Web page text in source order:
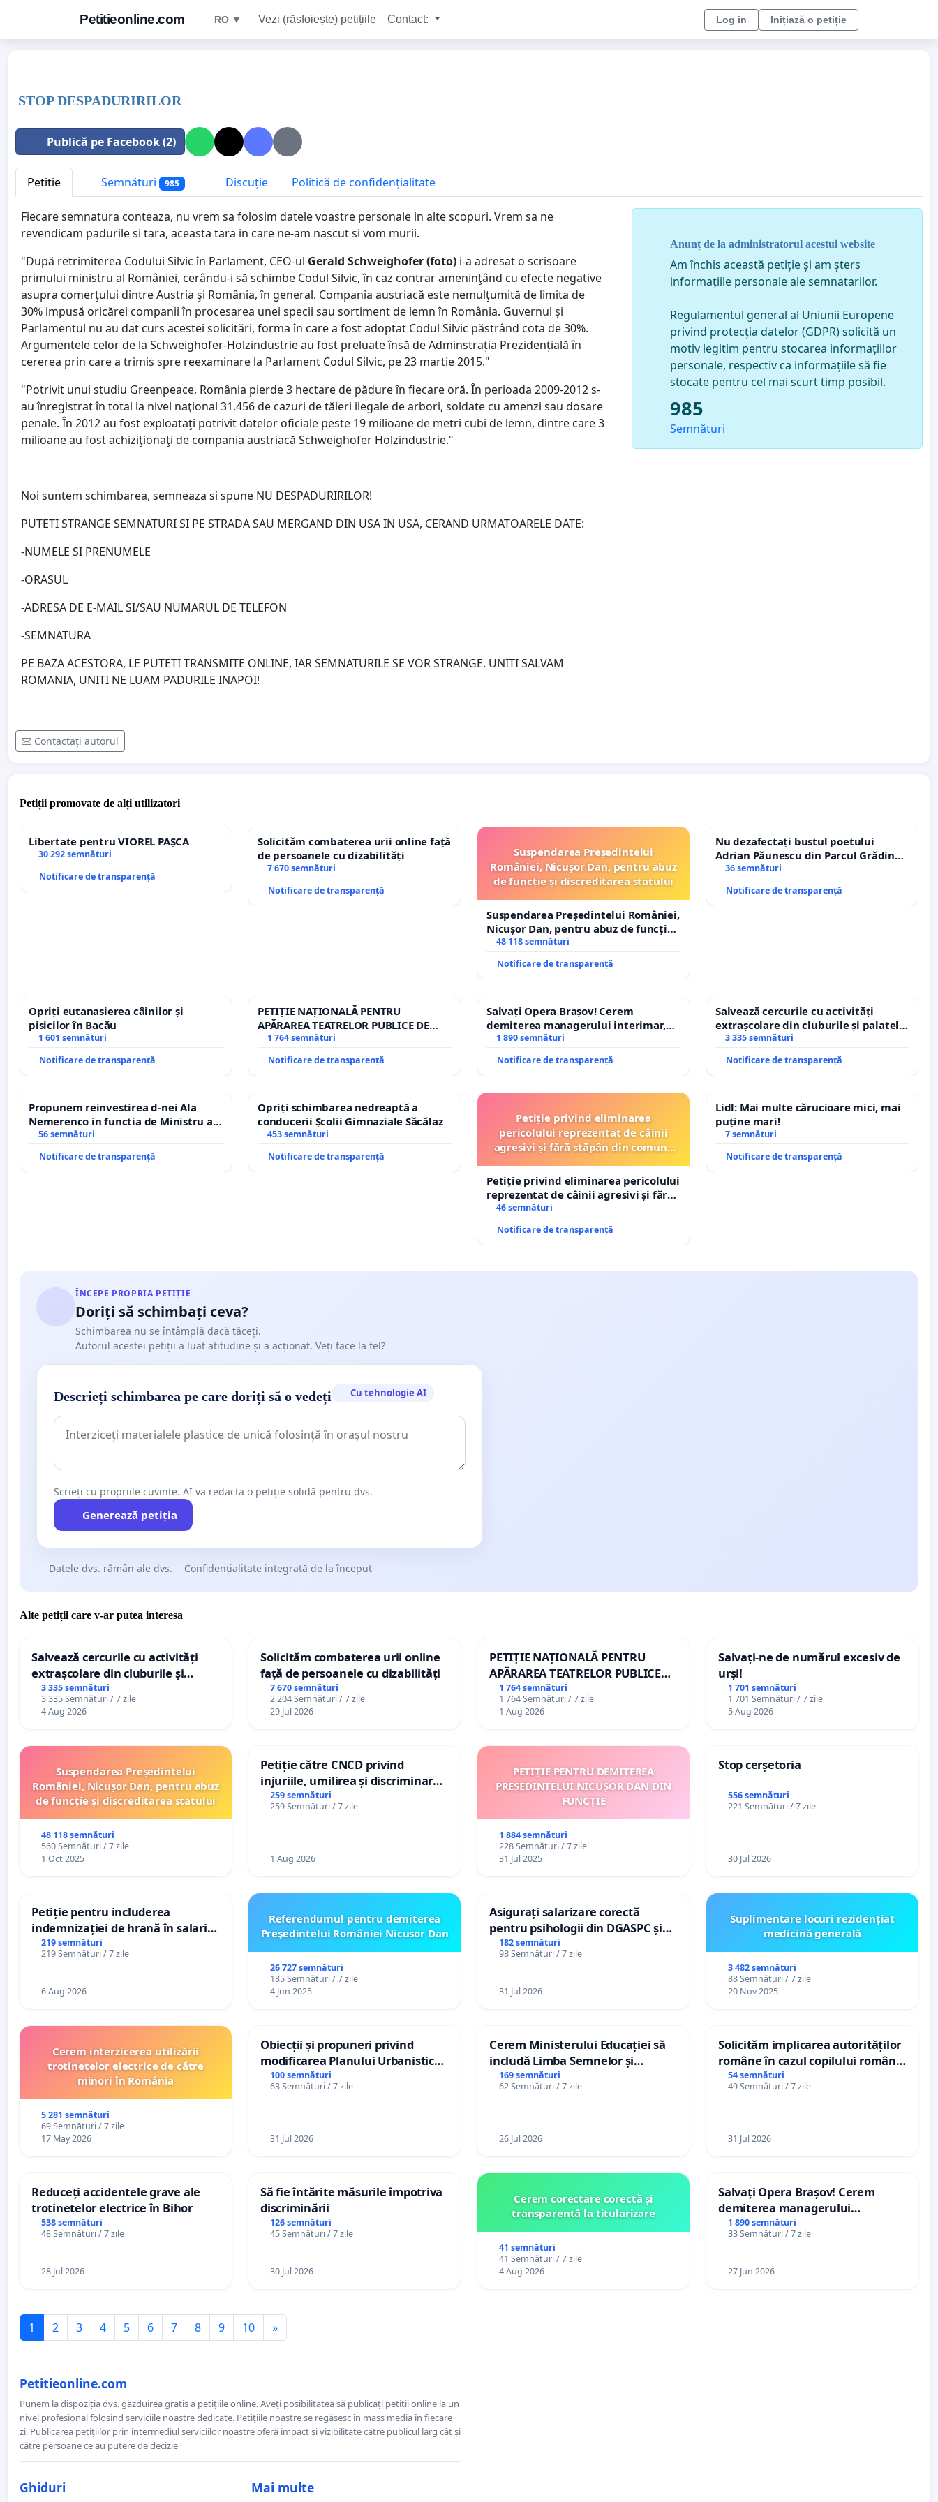
Petitieonline.com RO ▼ Vezi (răsfoiește) petițiile Contact: Log in Inițiază o petiție
STOP DESPADURIRILOR
Publică pe Facebook (2)
Petitie Semnături 985 Discuție Politică de confidențialitate
Fiecare semnatura conteaza, nu vrem sa folosim datele voastre personale in alte scopuri. Vrem sa ne
revendicam padurile si tara, aceasta tara in care ne-am nascut si vom murii.
"După retrimiterea Codului Silvic în Parlament, CEO-ul Gerald Schweighofer (foto) i-a adresat o scrisoare
primului ministru al României, cerându-i să schimbe Codul Silvic, în caz contrar ameninţând cu efecte negative
asupra comerţului dintre Austria şi România, în general. Compania austriacă este nemulţumită de limita de
30% impusă oricărei companii în procesarea unei specii sau sortiment de lemn în România. Guvernul și
Parlamentul nu au dat curs acestei solicitări, forma în care a fost adoptat Codul Silvic păstrând cota de 30%.
Argumentele celor de la Schweighofer-Holzindustrie au fost preluate însă de Adminstrația Prezidențială în
cererea prin care a trimis spre reexaminare la Parlament Codul Silvic, pe 23 martie 2015."
"Potrivit unui studiu Greenpeace, România pierde 3 hectare de pădure în fiecare oră. În perioada 2009-2012 s-
au înregistrat în total la nivel naţional 31.456 de cazuri de tăieri ilegale de arbori, soldate cu amenzi sau dosare
penale. În 2012 au fost exploataţi potrivit datelor oficiale peste 19 milioane de metri cubi de lemn, dintre care 3
milioane au fost achiziţionaţi de compania austriacă Schweighofer Holzindustrie."
Noi suntem schimbarea, semneaza si spune NU DESPADURIRILOR!
PUTETI STRANGE SEMNATURI SI PE STRADA SAU MERGAND DIN USA IN USA, CERAND URMATOARELE DATE:
-NUMELE SI PRENUMELE
-ORASUL
-ADRESA DE E-MAIL SI/SAU NUMARUL DE TELEFON
-SEMNATURA
PE BAZA ACESTORA, LE PUTETI TRANSMITE ONLINE, IAR SEMNATURILE SE VOR STRANGE. UNITI SALVAM
ROMANIA, UNITI NE LUAM PADURILE INAPOI!
Contactați autorul
Anunț de la administratorul acestui website
Am închis această petiție și am șters
informațiile personale ale semnatarilor.
Regulamentul general al Uniunii Europene
privind protecția datelor (GDPR) solicită un
motiv legitim pentru stocarea informațiilor
personale, respectiv ca informațiile să fie
stocate pentru cel mai scurt timp posibil.
985
Semnături
Petiții promovate de alți utilizatori
Libertate pentru VIOREL PAȘCA
30 292 semnături
Notificare de transparență
Solicităm combaterea urii online față
de persoanele cu dizabilități
7 670 semnături
Notificare de transparență
Suspendarea Președintelui
României, Nicușor Dan, pentru abuz
de funcție și discreditarea statului
Suspendarea Președintelui României,
Nicușor Dan, pentru abuz de funcție
și discreditarea statului
48 118 semnături
Notificare de transparență
Nu dezafectați bustul poetului
Adrian Păunescu din Parcul Grădina
Icoanei! Stop cenzurii culturale!
36 semnături
Notificare de transparență
Opriți eutanasierea câinilor și
pisicilor în Bacău
1 601 semnături
Notificare de transparență
PETIȚIE NAȚIONALĂ PENTRU
APĂRAREA TEATRELOR PUBLICE DE
REPERTORIU DIN ROMÂNIA
1 764 semnături
Notificare de transparență
Salvați Opera Brașov! Cerem
demiterea managerului interimar,
Petrean Lucian-Marius!
1 890 semnături
Notificare de transparență
Salvează cercurile cu activități
extrașcolare din cluburile și palatele
copiilor
3 335 semnături
Notificare de transparență
Propunem reinvestirea d-nei Ala
Nemerenco in functia de Ministru al
Sanatatii
56 semnături
Notificare de transparență
Opriți schimbarea nedreaptă a
conducerii Școlii Gimnaziale Săcălaz
453 semnături
Notificare de transparență
Petiție privind eliminarea
pericolului reprezentat de câinii
agresivi și fără stăpân din comuna
Petiție privind eliminarea pericolului
reprezentat de câinii agresivi și fără
stăpân din comuna Tunari
46 semnături
Notificare de transparență
Lidl: Mai multe cărucioare mici, mai
puține mari!
7 semnături
Notificare de transparență
ÎNCEPE PROPRIA PETIȚIE
Doriți să schimbați ceva?
Schimbarea nu se întâmplă dacă tăceți.
Autorul acestei petiții a luat atitudine și a acționat. Veți face la fel?
Descrieți schimbarea pe care doriți să o vedeți Cu tehnologie AI
Scrieți cu propriile cuvinte. AI va redacta o petiție solidă pentru dvs.
Generează petiția
Datele dvs. rămân ale dvs. Confidențialitate integrată de la început
Alte petiții care v-ar putea interesa
Salvează cercurile cu activități
extrașcolare din cluburile și
palatele copiilor
3 335 semnături
3 335 Semnături / 7 zile
4 Aug 2026
Solicităm combaterea urii online
față de persoanele cu dizabilități
7 670 semnături
2 204 Semnături / 7 zile
29 Jul 2026
PETIȚIE NAȚIONALĂ PENTRU
APĂRAREA TEATRELOR PUBLICE
DE REPERTORIU DIN ROMÂNIA
1 764 semnături
1 764 Semnături / 7 zile
1 Aug 2026
Salvați-ne de numărul excesiv de
urși!
1 701 semnături
1 701 Semnături / 7 zile
5 Aug 2026
Suspendarea Președintelui
României, Nicușor Dan, pentru abuz
de funcție și discreditarea statului
48 118 semnături
560 Semnături / 7 zile
1 Oct 2025
Petiție către CNCD privind
injuriile, umilirea și discriminarea
persoanelor cu dizabilități de
către utilizatorul TikTok „Gorici”
259 semnături
259 Semnături / 7 zile
1 Aug 2026
PETIȚIE PENTRU DEMITEREA
PREȘEDINTELUI NICUȘOR DAN DIN
FUNCȚIE
1 884 semnături
228 Semnături / 7 zile
31 Jul 2025
Stop cerșetoria
556 semnături
221 Semnături / 7 zile
30 Jul 2026
Petiție pentru includerea
indemnizației de hrană în salariul
de bază și protejarea gradațiilor
de vechime pentru asistenții
219 semnături
219 Semnături / 7 zile
6 Aug 2026
Referendumul pentru demiterea
Preşedintelui României Nicusor Dan
26 727 semnături
185 Semnături / 7 zile
4 Jun 2025
Asigurați salarizare corectă
pentru psihologii din DGASPC și
spitale
182 semnături
98 Semnături / 7 zile
31 Jul 2026
Suplimentare locuri rezidențiat
medicină generală
3 482 semnături
88 Semnături / 7 zile
20 Nov 2025
Cerem interzicerea utilizării
trotinetelor electrice de către
minori în România
5 281 semnături
69 Semnături / 7 zile
17 May 2026
Obiecții și propuneri privind
modificarea Planului Urbanistic
General al orașului Ialoveni
100 semnături
63 Semnături / 7 zile
31 Jul 2026
Cerem Ministerului Educației să
includă Limba Semnelor și
alfabetul Braille în școlile din
Republica Moldova!
169 semnături
62 Semnături / 7 zile
26 Jul 2026
Solicităm implicarea autorităților
române în cazul copilului român
Wiliam Kristian Gheorghe, aflat în
plasament în Danemarca de 12
54 semnături
49 Semnături / 7 zile
31 Jul 2026
Reduceți accidentele grave ale
trotinetelor electrice în Bihor
538 semnături
48 Semnături / 7 zile
28 Jul 2026
Să fie întărite măsurile împotriva
discriminării
126 semnături
45 Semnături / 7 zile
30 Jul 2026
Cerem corectare corectă și
transparentă la titularizare
41 semnături
41 Semnături / 7 zile
4 Aug 2026
Salvați Opera Brașov! Cerem
demiterea managerului
interimar, Petrean Lucian-Marius!
1 890 semnături
33 Semnături / 7 zile
27 Jun 2026
1 2 3 4 5 6 7 8 9 10 »
Petitieonline.com
Punem la dispoziția dvs. găzduirea gratis a petițiile online. Aveți posibilitatea să publicați petiții online la un
nivel profesional folosind serviciile noastre dedicate. Petițiile noastre se regăsesc în mass media în fiecare
zi. Publicarea petițiilor prin intermediul serviciilor noastre oferă impact și vizibilitate către publicul larg cât și
către persoane ce au putere de decizie
Ghiduri Mai multe